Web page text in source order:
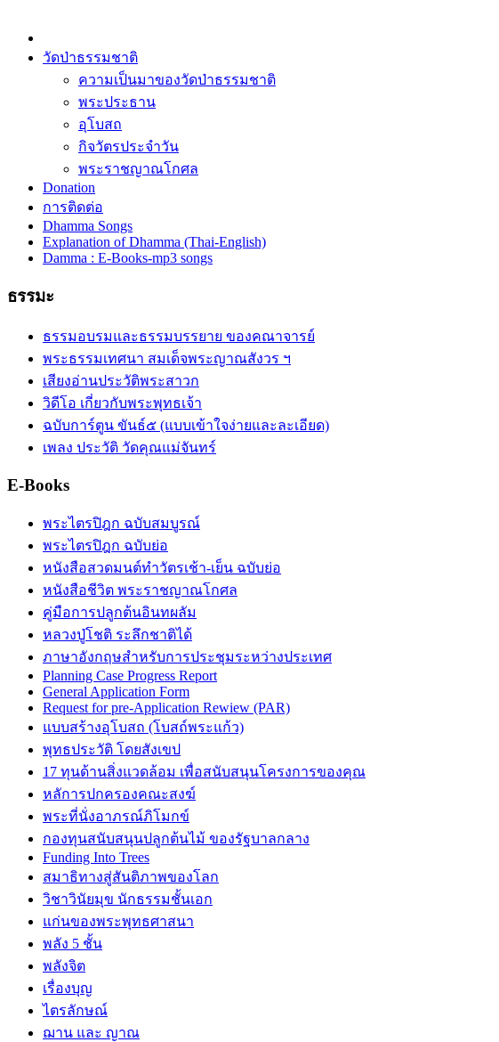
วัดป่าธรรมชาติ
ความเป็นมาของวัดป่าธรรมชาติ
พระประธาน
อุโบสถ
กิจวัตรประจำวัน
พระราชญาณโกศล
Donation
การติดต่อ
Dhamma Songs
Explanation of Dhamma (Thai-English)
Damma : E-Books-mp3 songs
ธรรมะ
ธรรมอบรมและธรรมบรรยาย ของคณาจารย์
พระธรรมเทศนา สมเด็จพระญาณสังวร ฯ
เสียงอ่านประวัติพระสาวก
วิดีโอ เกี่ยวกับพระพุทธเจ้า
ฉบับการ์ตูน ขันธ์๕ (แบบเข้าใจง่ายและละเอียด)
เพลง ประวัติ วัดคุณแม่จันทร์
E-Books
พระไตรปิฎก ฉบับสมบูรณ์
พระไตรปิฎก ฉบับย่อ
หนังสือสวดมนต์ทำวัตรเช้า-เย็น ฉบับย่อ
หนังสือชีวิต พระราชญาณโกศล
คู่มือการปลูกต้นอินทผลัม
หลวงปู่โชติ ระลึกชาติได้
ภาษาอังกฤษสำหรับการประชุมระหว่างประเทศ
Planning Case Progress Report
General Application Form
Request for pre-Application Rewiew (PAR)
แบบสร้างอุโบสถ (โบสถ์พระแก้ว)
พุทธประวัติ โดยสังเขป
17 ทุนด้านสิ่งแวดล้อม เพื่อสนับสนุนโครงการของคุณ
หลัการปกครองคณะสงฆ์
พระที่นั่งอาภรณ์ภิโมกข์
กองทุนสนับสนุนปลูกต้นไม้ ของรัฐบาลกลาง
Funding Into Trees
สมาธิทางสู่สันติภาพของโลก
วิชาวินัยมุข นักธรรมชั้นเอก
แก่นของพระพุทธศาสนา
พลัง 5 ชั้น
พลังจิต
เรื่องบุญ
ไตรลักษณ์
ฌาน และ ญาณ